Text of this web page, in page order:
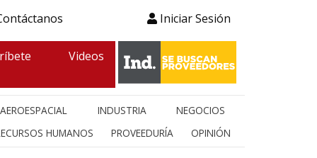
Iniciar Sesión
Videos
AEROESPACIAL INDUSTRIA
NEGOCIOS
HUMANOS
PROVEEDURÍA OPINIÓN